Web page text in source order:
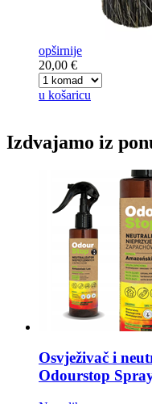
opširnije
20,00 €
u košaricu
Izdvajamo iz
Osvježivač i
Odourstop